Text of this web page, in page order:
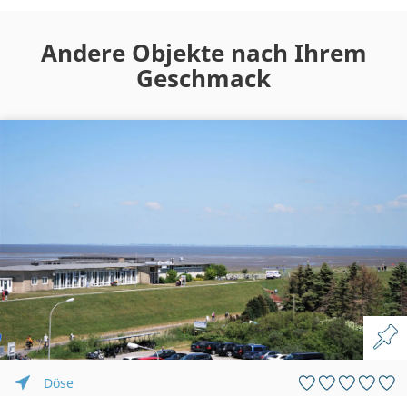
Andere Objekte nach Ihrem
Geschmack
Döse